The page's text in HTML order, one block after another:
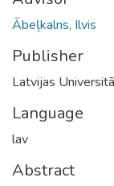
Ābeļkalns, Ilvis
Publisher
Latvijas
Language
lav
Abstract